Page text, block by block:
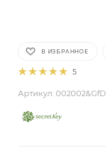
В ИЗБРАННОЕ
5
Артикул: